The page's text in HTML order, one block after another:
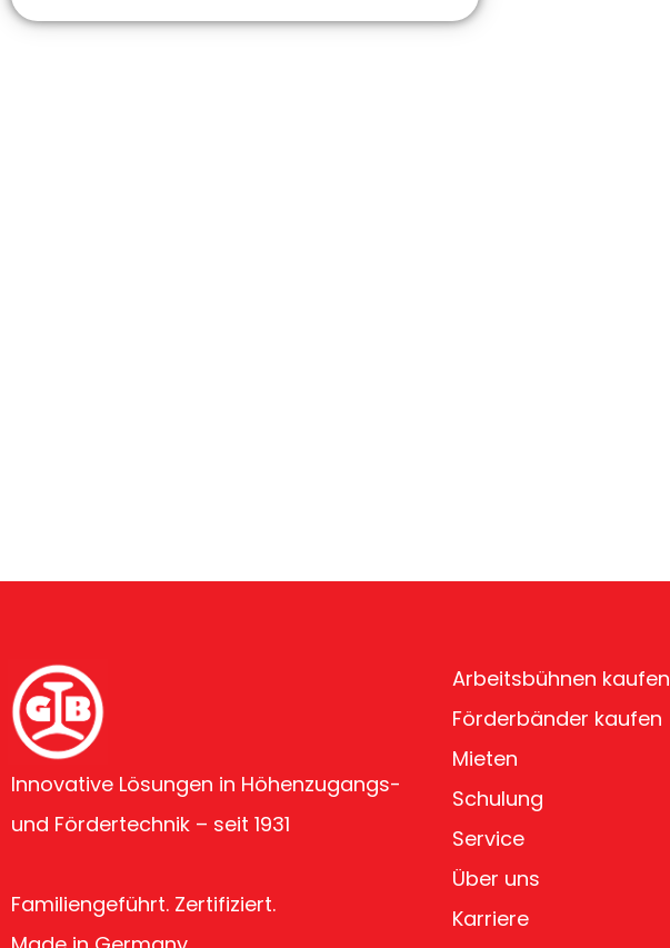
Innovative Lösungen in Höhenzugangs-
und Fördertechnik – seit 1931
Familiengeführt. Zertifiziert.
Arbeitsbühnen kaufen
Förderbänder kaufen
Mieten
Schulung
Service
Über uns
Karriere